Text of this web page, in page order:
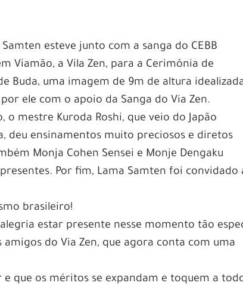
esteve junto com a sanga do CEBB
Viamão, a Vila Zen, para a Cerimônia de
Buda, uma imagem de 9m de altura
ele com o apoio da Sanga do Via Zen.
mestre Kuroda Roshi, que veio do Japão
deu ensinamentos muito preciosos e diretos
Monja Cohen Sensei e Monje Dengaku
Por fim, Lama Samten foi convidado
brasileiro!
estar presente nesse momento tão
do Via Zen, que agora conta com uma
e que os méritos se expandam e toquem a